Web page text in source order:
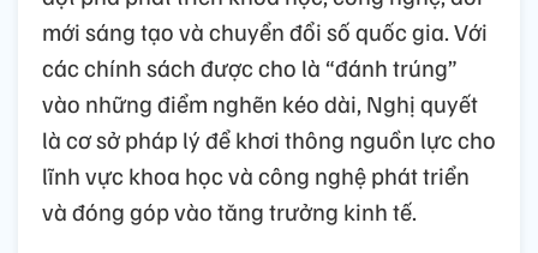
mới sáng tạo và chuyển đổi số quốc gia. Với
các chính sách được cho là “đánh trúng”
vào những điểm nghẽn kéo dài, Nghị quyết
là cơ sở pháp lý để khơi thông nguồn lực cho
lĩnh vực khoa học và công nghệ phát triển
và đóng góp vào tăng trưởng kinh tế.